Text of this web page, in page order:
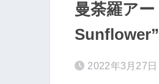
曼荼羅ア
Sunflower”
2022年3月27日